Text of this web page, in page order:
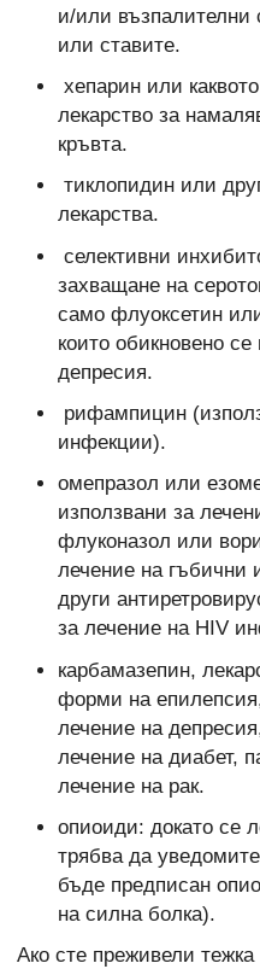
и/или възпалителни
или ставите.
хепарин или
лекарство за
кръвта.
тиклопидин или
лекарства.
селективни
захващане на
само флуоксетин
които обикновено
депресия.
рифампицин
инфекции).
омепразол или
използвани за
флуконазол или
лечение на
други
за лечение на HIV
карбамазепин,
форми на
лечение на
лечение на диабет,
лечение на рак.
опиоиди: докато се
трябва да
бъде предписан
на силна болка).
Ако сте преживели